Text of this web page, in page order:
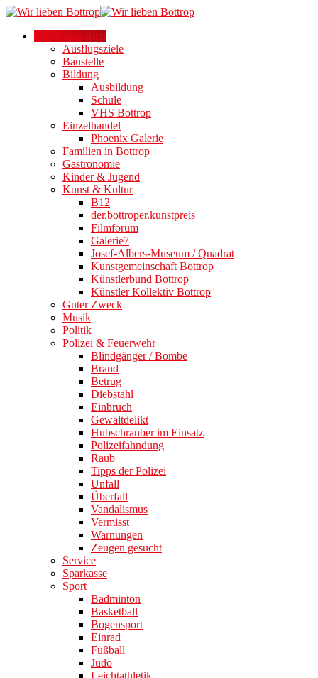
Alle Kategorien
Ausflugsziele
Baustelle
Bildung
Ausbildung
Schule
VHS Bottrop
Einzelhandel
Phoenix Galerie
Familien in Bottrop
Gastronomie
Kinder & Jugend
Kunst & Kultur
B12
der.bottroper.kunstpreis
Filmforum
Galerie7
Josef-Albers-Museum / Quadrat
Kunstgemeinschaft Bottrop
Künstlerbund Bottrop
Künstler Kollektiv Bottrop
Guter Zweck
Musik
Politik
Polizei & Feuerwehr
Blindgänger / Bombe
Brand
Betrug
Diebstahl
Einbruch
Gewaltdelikt
Hubschrauber im Einsatz
Polizeifahndung
Raub
Tipps der Polizei
Unfall
Überfall
Vandalismus
Vermisst
Warnungen
Zeugen gesucht
Service
Sparkasse
Sport
Badminton
Basketball
Bogensport
Einrad
Fußball
Judo
Leichtathletik